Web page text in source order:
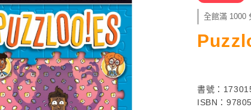
全館滿 1000
書號：
ISBN：